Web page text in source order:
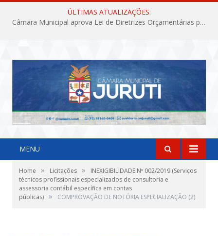
ÚLTIMAS ATUALIZAÇÕES:
Câmara Municipal aprova Lei de Diretrizes Orçamentárias para o exercício financeiro de 2027
MENU
Home » Licitações »
INEXIGIBILIDADE Nº 002/2019 (Serviços
técnicos profissionais especializados de consultoria e
assessoria contábil específica em contas
públicas) » COMPROVAÇÃO DE NOTÓRIA ESPECIALIZAÇÃO (2)